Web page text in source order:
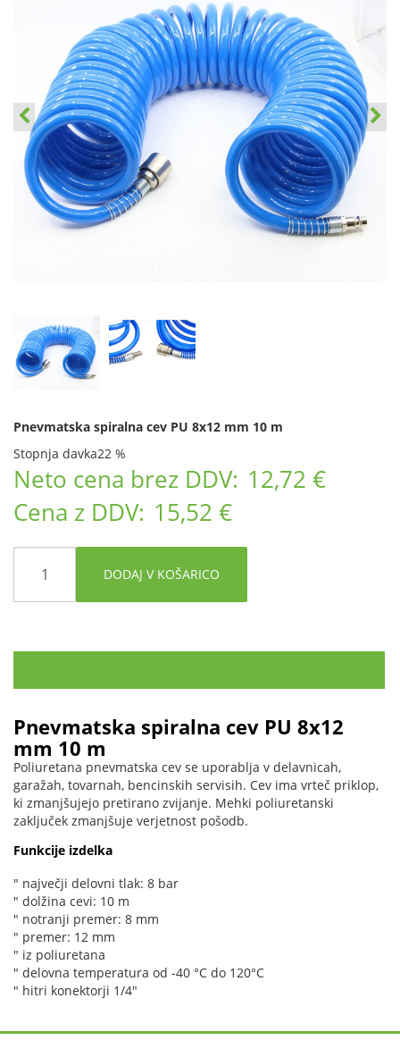
Pnevmatska spiralna cev PU 8x12 mm 10 m
Stopnja davka22 %
Neto cena brez DDV: 12,72 €
Cena z DDV: 15,52 €
DODAJ V KOŠARICO
Pnevmatska spiralna cev PU 8x12
mm 10 m
Poliuretana pnevmatska cev se uporablja v delavnicah,
garažah, tovarnah, bencinskih servisih. Cev ima vrteč priklop,
ki zmanjšujejo pretirano zvijanje. Mehki poliuretanski
zaključek zmanjšuje verjetnost pošodb.
Funkcije izdelka
" največji delovni tlak: 8 bar
" dolžina cevi: 10 m
" notranji premer: 8 mm
" premer: 12 mm
" iz poliuretana
" delovna temperatura od -40 °C do 120°C
" hitri konektorji 1/4"